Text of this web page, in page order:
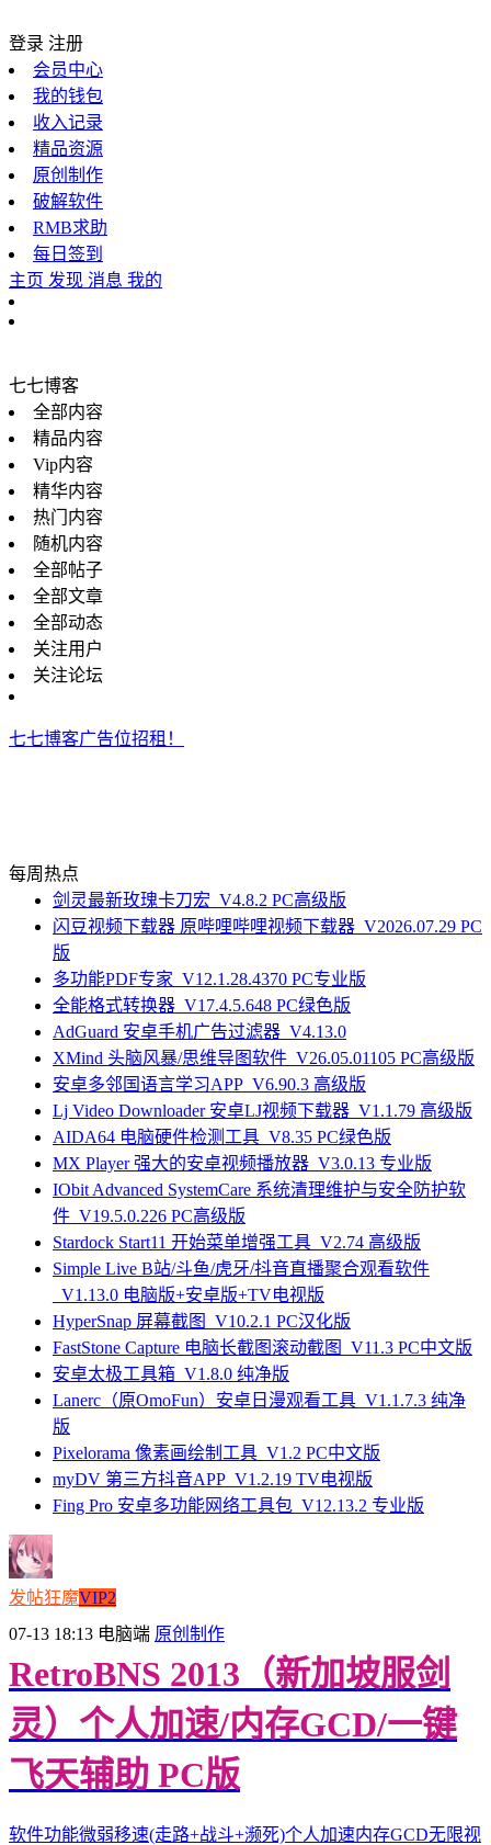
登录 注册
会员中心
我的钱包
收入记录
精品资源
原创制作
破解软件
RMB求助
每日签到
主页 发现 消息 我的
七七博客
全部内容
精品内容
Vip内容
精华内容
热门内容
随机内容
全部帖子
全部文章
全部动态
关注用户
关注论坛
七七博客广告位招租！
每周热点
剑灵最新玫瑰卡刀宏_V4.8.2 PC高级版
闪豆视频下载器 原哔哩哔哩视频下载器_V2026.07.29 PC
版
多功能PDF专家_V12.1.28.4370 PC专业版
全能格式转换器_V17.4.5.648 PC绿色版
AdGuard 安卓手机广告过滤器_V4.13.0
XMind 头脑风暴/思维导图软件_V26.05.01105 PC高级版
安卓多邻国语言学习APP_V6.90.3 高级版
Lj Video Downloader 安卓LJ视频下载器_V1.1.79 高级版
AIDA64 电脑硬件检测工具_V8.35 PC绿色版
MX Player 强大的安卓视频播放器_V3.0.13 专业版
IObit Advanced SystemCare 系统清理维护与安全防护软
件_V19.5.0.226 PC高级版
Stardock Start11 开始菜单增强工具_V2.74 高级版
Simple Live B站/斗鱼/虎牙/抖音直播聚合观看软件
_V1.13.0 电脑版+安卓版+TV电视版
HyperSnap 屏幕截图_V10.2.1 PC汉化版
FastStone Capture 电脑长截图滚动截图_V11.3 PC中文版
安卓太极工具箱_V1.8.0 纯净版
Lanerc（原OmoFun）安卓日漫观看工具_V1.1.7.3 纯净
版
Pixelorama 像素画绘制工具_V1.2 PC中文版
myDV 第三方抖音APP_V1.2.19 TV电视版
Fing Pro 安卓多功能网络工具包_V12.13.2 专业版
发帖狂魔VIP2
07-13 18:13 电脑端 原创制作
RetroBNS 2013（新加坡服剑
灵）个人加速/内存GCD/一键
飞天辅助 PC版
软件功能微弱移速(走路+战斗+濒死)个人加速内存GCD无限视